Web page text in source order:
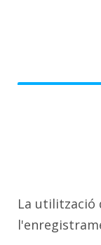
La utilització